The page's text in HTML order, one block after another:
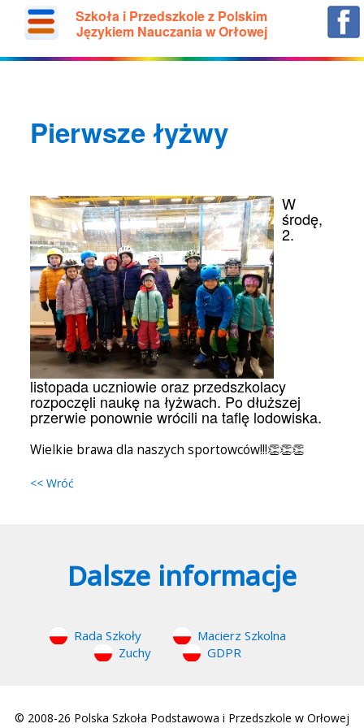
Szkoła i Przedszkole z Polskim
Językiem Nauczania w Orłowej
Pierwsze łyżwy
W
środę,
2.
listopada uczniowie oraz przedszkolacy
rozpoczęli naukę na łyżwach. Po dłuższej
przerwie ponownie wrócili na taflę lodowiska.
Wielkie brawa dla naszych sportowców!!!👏👏👏
<< Wróć
Dalsze informacje
Rada Szkoły
Macierz Szkolna
Zuchy
GDPR
© 2008-26 Polska Szkoła Podstawowa i Przedszkole w Orłowej